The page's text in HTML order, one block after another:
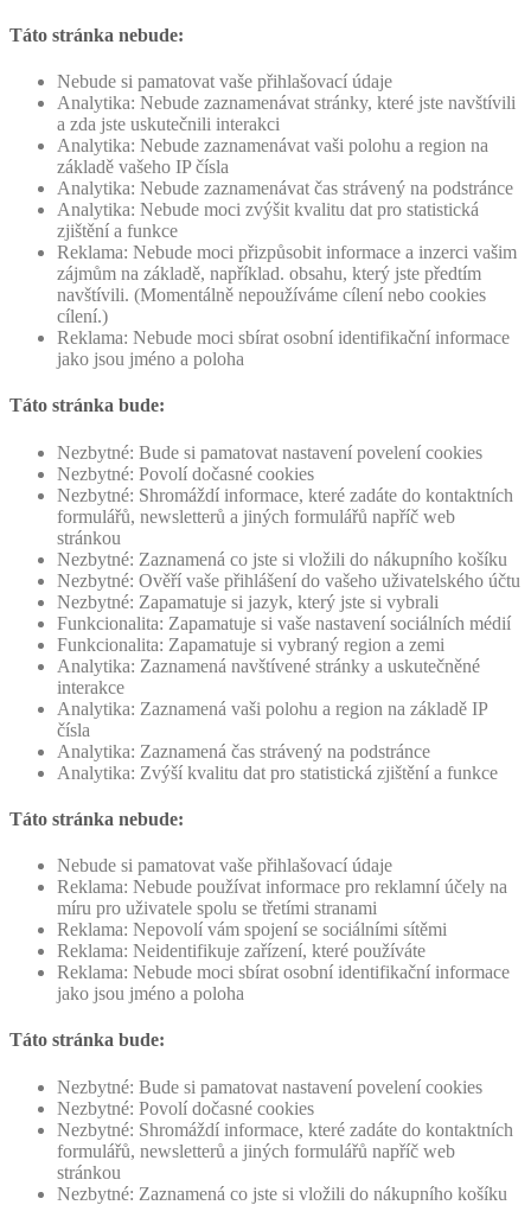
Táto stránka nebude:
Nebude si pamatovat vaše přihlašovací údaje
Analytika: Nebude zaznamenávat stránky, které jste navštívili
a zda jste uskutečnili interakci
Analytika: Nebude zaznamenávat vaši polohu a region na
základě vašeho IP čísla
Analytika: Nebude zaznamenávat čas strávený na podstránce
Analytika: Nebude moci zvýšit kvalitu dat pro statistická
zjištění a funkce
Reklama: Nebude moci přizpůsobit informace a inzerci vašim
zájmům na základě, například. obsahu, který jste předtím
navštívili. (Momentálně nepoužíváme cílení nebo cookies
cílení.)
Reklama: Nebude moci sbírat osobní identifikační informace
jako jsou jméno a poloha
Táto stránka bude:
Nezbytné: Bude si pamatovat nastavení povelení cookies
Nezbytné: Povolí dočasné cookies
Nezbytné: Shromáždí informace, které zadáte do kontaktních
formulářů, newsletterů a jiných formulářů napříč web
stránkou
Nezbytné: Zaznamená co jste si vložili do nákupního košíku
Nezbytné: Ověří vaše přihlášení do vašeho uživatelského účtu
Nezbytné: Zapamatuje si jazyk, který jste si vybrali
Funkcionalita: Zapamatuje si vaše nastavení sociálních médií
Funkcionalita: Zapamatuje si vybraný region a zemi
Analytika: Zaznamená navštívené stránky a uskutečněné
interakce
Analytika: Zaznamená vaši polohu a region na základě IP
čísla
Analytika: Zaznamená čas strávený na podstránce
Analytika: Zvýší kvalitu dat pro statistická zjištění a funkce
Táto stránka nebude:
Nebude si pamatovat vaše přihlašovací údaje
Reklama: Nebude používat informace pro reklamní účely na
míru pro uživatele spolu se třetími stranami
Reklama: Nepovolí vám spojení se sociálními sítěmi
Reklama: Neidentifikuje zařízení, které používáte
Reklama: Nebude moci sbírat osobní identifikační informace
jako jsou jméno a poloha
Táto stránka bude:
Nezbytné: Bude si pamatovat nastavení povelení cookies
Nezbytné: Povolí dočasné cookies
Nezbytné: Shromáždí informace, které zadáte do kontaktních
formulářů, newsletterů a jiných formulářů napříč web
stránkou
Nezbytné: Zaznamená co jste si vložili do nákupního košíku